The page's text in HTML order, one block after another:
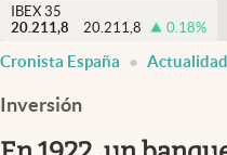
Criptomonedas
España
NOTICIAS
FINANZAS
EURO
IBEX 35
20.211,8
20.211,8 0.18%
Cronista España Actualidad
Inversión